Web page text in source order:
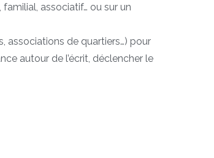
associatif… ou sur un
associations de quartiers…) pour
autour de l’écrit, déclencher le